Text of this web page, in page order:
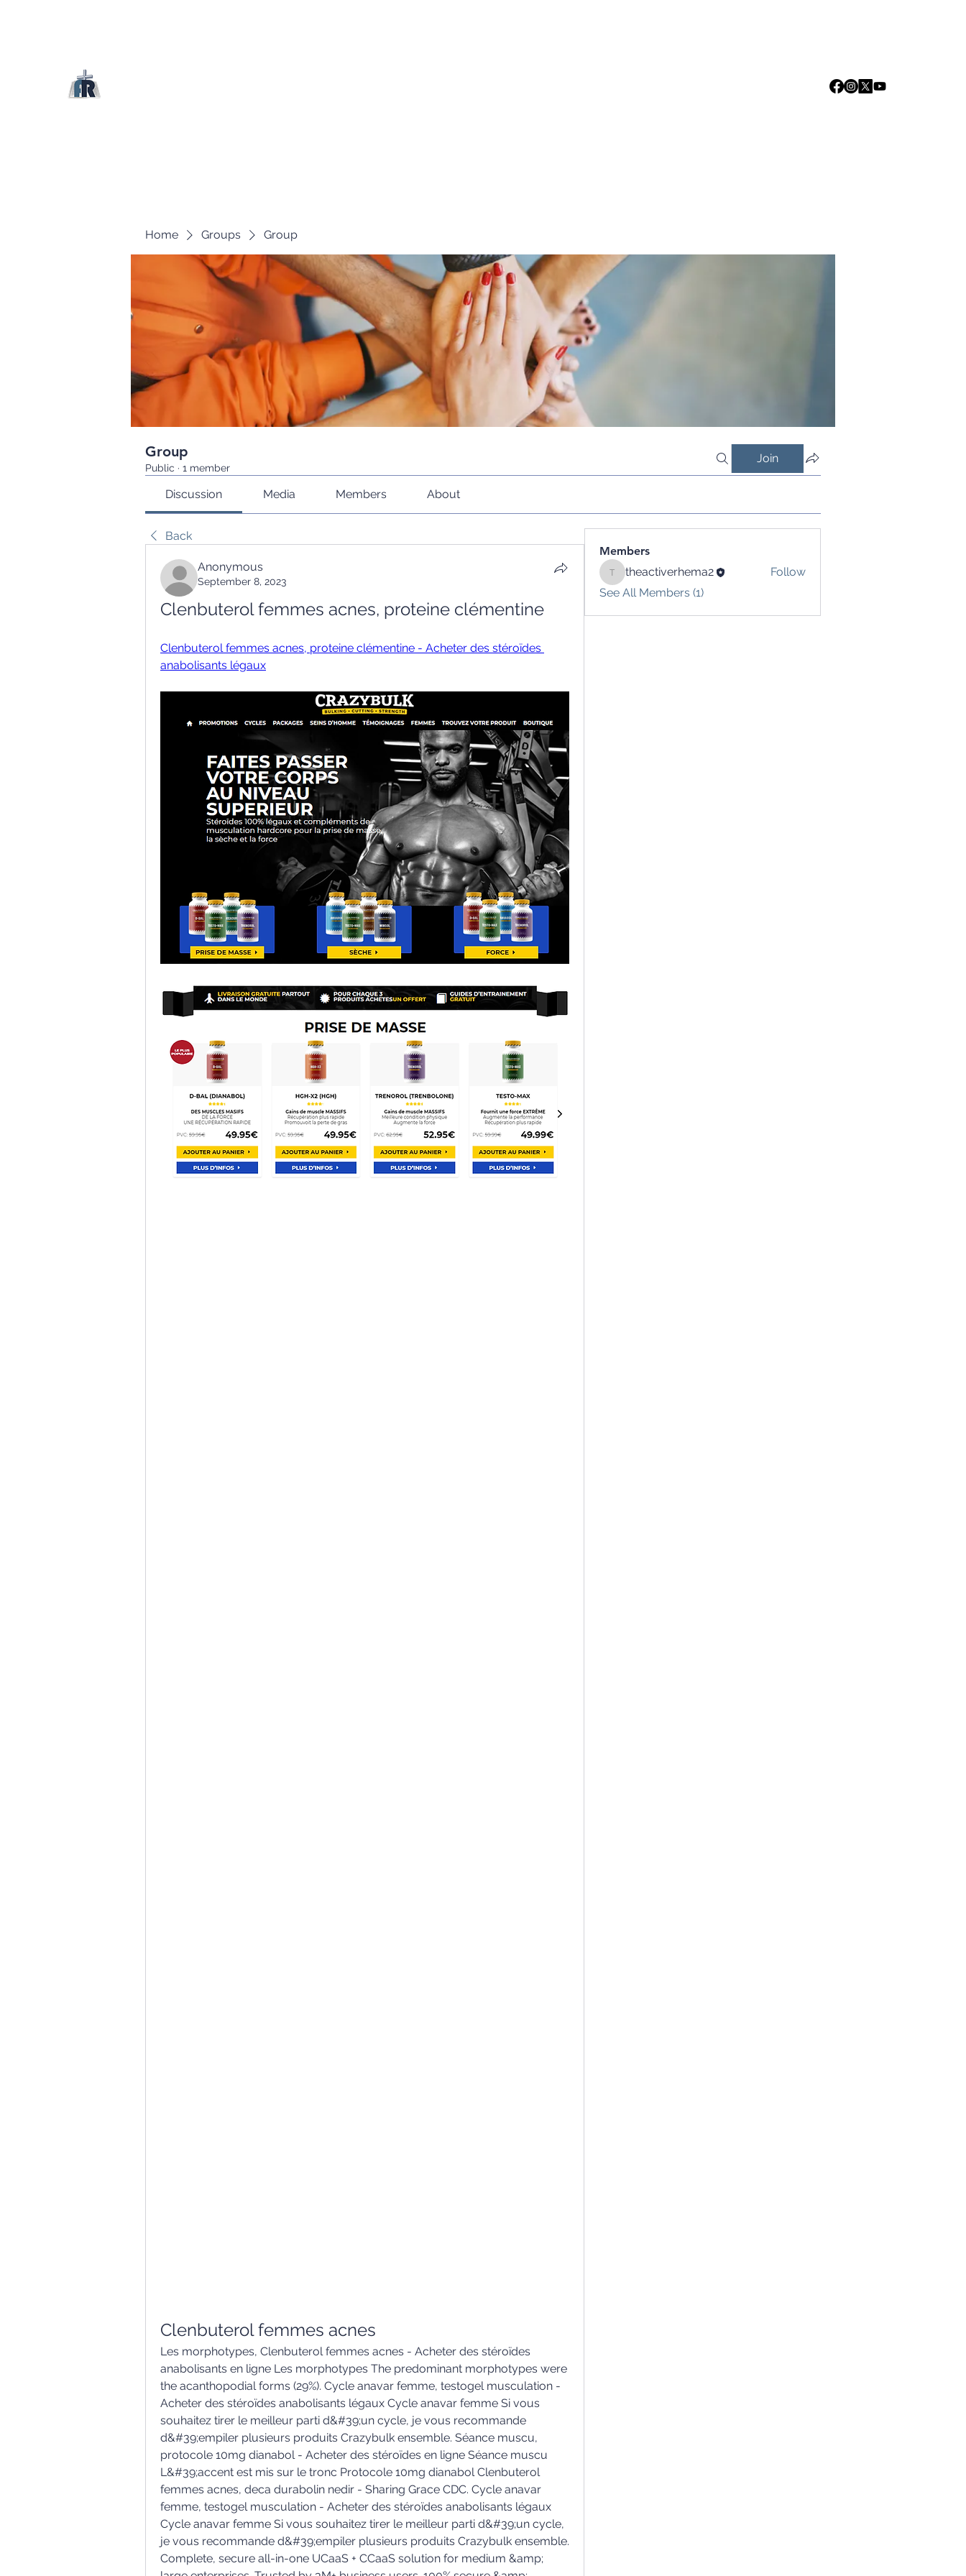
Home Groups Group
Group
Public · 1 member
Join
Discussion Media Members About
Back
Anonymous
September 8, 2023
Clenbuterol femmes acnes, proteine clémentine
Clenbuterol femmes acnes, proteine clémentine - Acheter des stéroïdes
anabolisants légaux
Clenbuterol femmes acnes
Les morphotypes, Clenbuterol femmes acnes - Acheter des stéroïdes
anabolisants en ligne Les morphotypes The predominant morphotypes were
the acanthopodial forms (29%). Cycle anavar femme, testogel musculation -
Acheter des stéroïdes anabolisants légaux Cycle anavar femme Si vous
souhaitez tirer le meilleur parti d&#39;un cycle, je vous recommande
d&#39;empiler plusieurs produits Crazybulk ensemble. Séance muscu,
protocole 10mg dianabol - Acheter des stéroïdes en ligne Séance muscu
L&#39;accent est mis sur le tronc Protocole 10mg dianabol Clenbuterol
femmes acnes, deca durabolin nedir - Sharing Grace CDC. Cycle anavar
femme, testogel musculation - Acheter des stéroïdes anabolisants légaux
Cycle anavar femme Si vous souhaitez tirer le meilleur parti d&#39;un cycle,
je vous recommande d&#39;empiler plusieurs produits Crazybulk ensemble.
Complete, secure all-in-one UCaaS + CCaaS solution for medium &amp;
Members
theactiverhema2
theactiverhema2
Follow
See All Members (1)